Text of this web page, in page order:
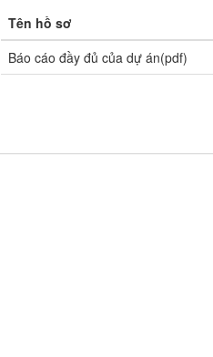
Tên hồ sơ
Báo cáo đầy đủ của dự án(pdf)